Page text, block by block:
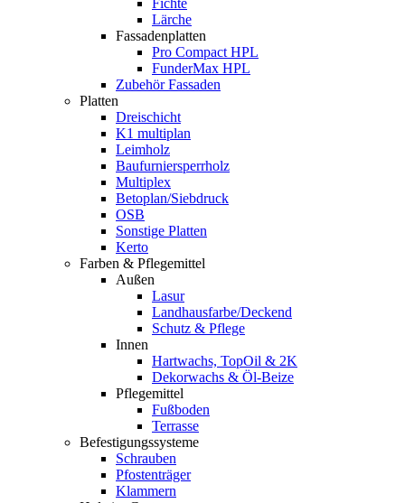
Fichte
Lärche
Fassadenplatten
Pro Compact HPL
FunderMax HPL
Zubehör Fassaden
Platten
Dreischicht
K1 multiplan
Leimholz
Baufurniersperrholz
Multiplex
Betoplan/Siebdruck
OSB
Sonstige Platten
Kerto
Farben & Pflegemittel
Außen
Lasur
Landhausfarbe/Deckend
Schutz & Pflege
Innen
Hartwachs, TopOil & 2K
Dekorwachs & Öl-Beize
Pflegemittel
Fußboden
Terrasse
Befestigungssysteme
Schrauben
Pfostenträger
Klammern